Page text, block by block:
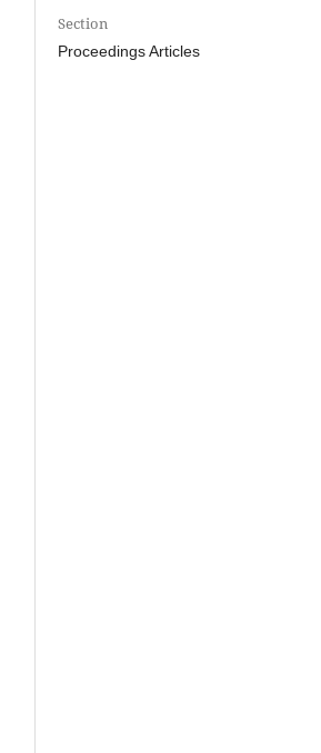
Section
Proceedings Articles